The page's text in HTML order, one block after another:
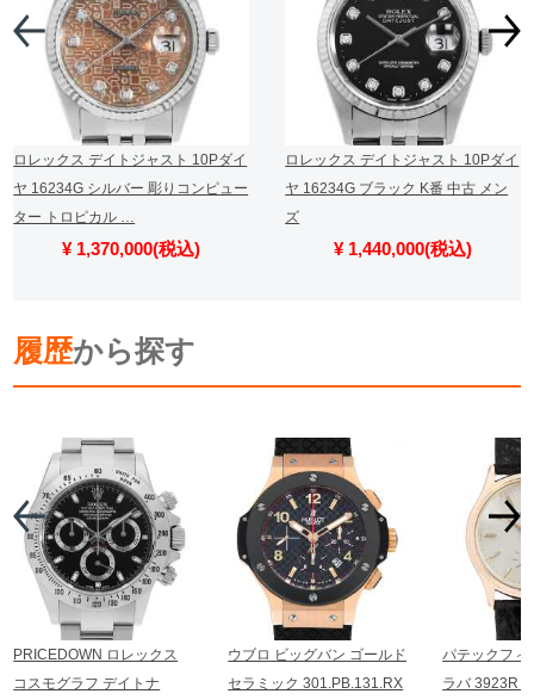
ロレックス デイトジャスト 10Pダイ
ヤ 16234G シルバー 彫りコンピュー
ター トロピカル …
¥ 1,370,000(税込)
ロレックス デイトジャスト 10Pダイ
ヤ 16234G ブラック K番 中古 メン
ズ
¥ 1,440,000(税込)
履歴から探す
PRICEDOWN ロレックス
コスモグラフ デイトナ
ウブロ ビッグバン ゴールド
セラミック 301.PB.131.RX
パテックフィ
ラバ 3923R